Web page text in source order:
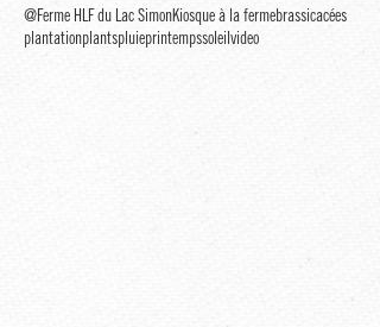
@Ferme HLF du Lac SimonKiosque à la fermebrassicacées
plantationplantspluieprintempssoleilvideo